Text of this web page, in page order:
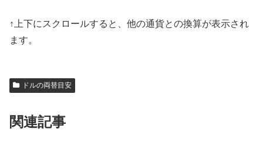
↑上下にスクロールすると、他の通貨との換算が表示され
ます。
ドルの両替目安
関連記事